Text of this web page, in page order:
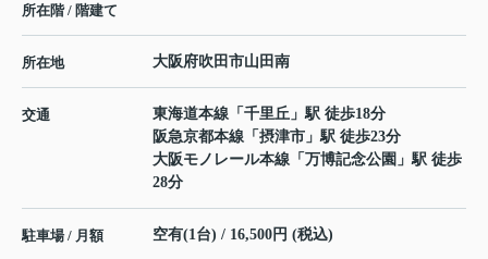
所在階 / 階建て
所在地 大阪府吹田市山田南
交通 東海道本線 「 千里丘 」駅 徒歩18分
阪急京都本線 「 摂津市 」駅 徒歩23分
大阪モノレール本線 「 万博記念公園 」駅 徒歩
28分
駐車場 / 月額 空有(1台) / 16,500円 (税込)